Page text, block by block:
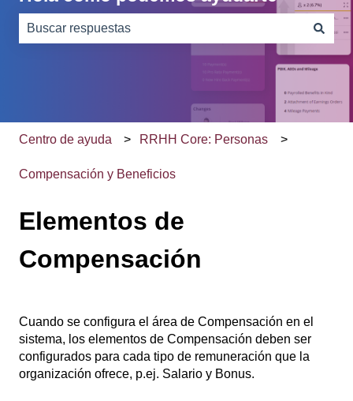
No hay sugerencias porque el campo de búsqueda
Centro de ayuda RRHH Core: Personas
Compensación y Beneficios
Elementos de
Compensación
Cuando se configura el área de Compensación en el
sistema, los elementos de Compensación deben ser
configurados para cada tipo de remuneración que la
organización ofrece, p.ej. Salario y Bonus.